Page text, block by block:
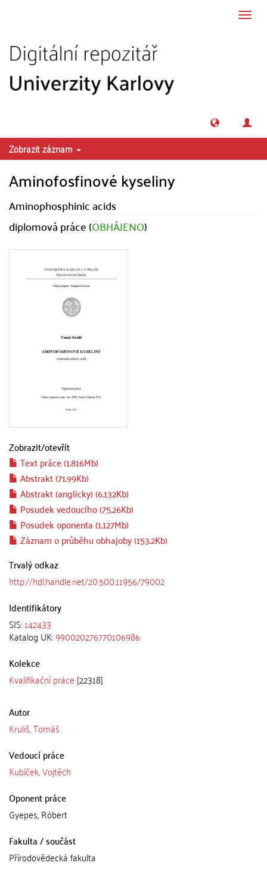
Zobrazit záznam
Aminofosfinové kyseliny
Aminophosphinic acids
diplomová práce (OBHÁJENO)
Zobrazit/otevřít
Text práce (1.816Mb)
Abstrakt (71.99Kb)
Abstrakt (anglicky) (6.132Kb)
Posudek vedoucího (75.26Kb)
Posudek oponenta (1.127Mb)
Záznam o průběhu obhajoby (153.2Kb)
Trvalý odkaz
http://hdl.handle.net/20.500.11956/79002
Identifikátory
SIS:142433
Katalog UK:990020276770106986
Kolekce
Kvalifikační práce [22318]
Autor
Kruliš, Tomáš
Vedoucí práce
Kubíček, Vojtěch
Oponent práce
Gyepes, Róbert
Fakulta / součást
Přírodovědecká fakulta